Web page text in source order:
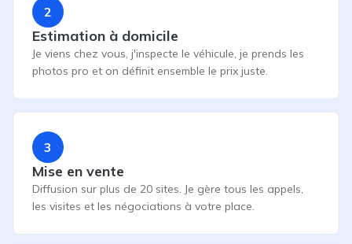
2
Estimation à domicile
Je viens chez vous, j'inspecte le véhicule, je prends les
photos pro et on définit ensemble le prix juste.
3
Mise en vente
Diffusion sur plus de 20 sites. Je gère tous les appels,
les visites et les négociations à votre place.